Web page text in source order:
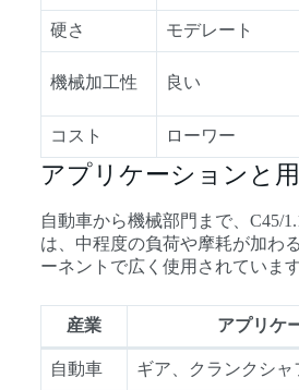
硬さ モデレート
機械加工性 良い
コスト ローワー
アプリケーションと
自動車から機械部門まで、C45/
は、中程度の負荷や摩耗が加わ
ーネントで広く使用されています
産業 アプリケ
自動車 ギア、クランクシャ